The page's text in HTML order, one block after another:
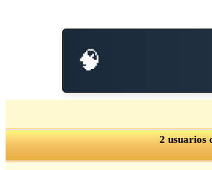
🧠
2 usuarios